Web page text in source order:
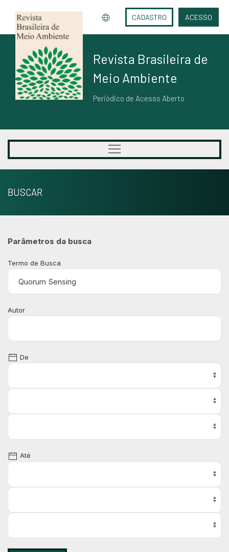
CADASTRO ACESSO
Revista Brasileira de
Meio Ambiente
Periódico de Acesso Aberto
BUSCAR
Parâmetros da busca
Termo de Busca
Autor
De
Até